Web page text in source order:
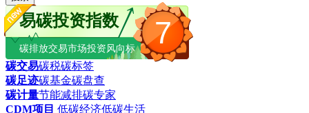
7
易碳投资指数
碳排放交易市场投资风向标
碳交易碳税碳标签
碳足迹碳基金碳盘查
碳计量节能减排碳专家
CDM项目 低碳经济低碳生活